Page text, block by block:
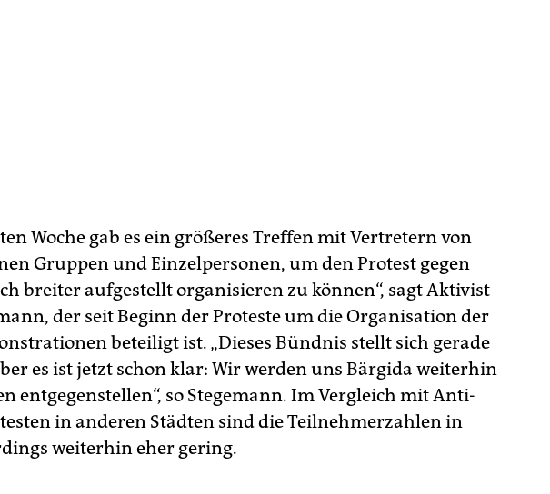
Woche gab es ein größeres Treffen mit Vertretern von
Gruppen und Einzelpersonen, um den Protest gegen
breiter aufgestellt organisieren zu können“, sagt Aktivist
der seit Beginn der Proteste um die Organisation der
beteiligt ist. „Dieses Bündnis stellt sich gerade
es ist jetzt schon klar: Wir werden uns Bärgida weiterhin
entgegenstellen“, so Stegemann. Im Vergleich mit Anti-
in anderen Städten sind die Teilnehmerzahlen in
weiterhin eher gering.